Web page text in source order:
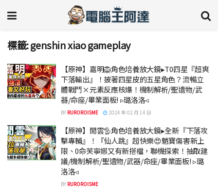
標籤:genshin xiao gameplay
【原神】嘉明🦁角色培養放大鏡▸T0四星『超爽
下落輸出』！披著四星皮的五星角色？流暢立
體戰鬥×元素反應核爆！機制解析/聖遺物/武
器/命座/畢業面板! ▹璐洛洛◃
BY RUROROISME 2024 年 02 月 14 日
【原神】閒雲🦤角色培養放大鏡▸全新『下落攻
擊專輔』！『仙人跳』超快樂😍魈寶傷害新上
限、0命芙寧娜又有新搭檔，聯機探索！抽取建
議/機制解析/聖遺物/武器/命座/畢業面板! ▹璐
洛洛◃
BY RUROROISME